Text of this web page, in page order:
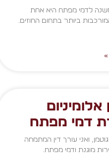
לדמי מפתח היא אחת
ביותר בתחום החוזים.
»
אלומיניום
דמי מפתח
ואני עורך דין המתמחה
מוגנת ודמי מפתח.